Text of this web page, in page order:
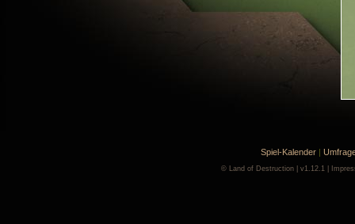
Spiel-Kalender|
© Land of Destruction| v1.12.1 |